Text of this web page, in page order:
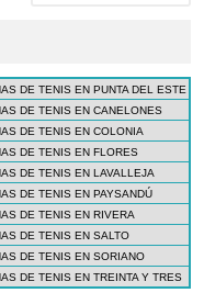
DE TENIS EN PUNTA DEL ESTE
DE TENIS EN CANELONES
DE TENIS EN COLONIA
DE TENIS EN FLORES
DE TENIS EN LAVALLEJA
DE TENIS EN PAYSANDÚ
DE TENIS EN RIVERA
DE TENIS EN SALTO
DE TENIS EN SORIANO
DE TENIS EN TREINTA Y TRES